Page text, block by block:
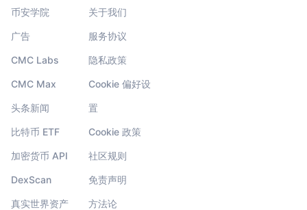
币安学院
广告
CMC Labs
CMC Max
头条新闻
比特币 ETF
加密货币 API
DexScan
真实世界资产
关于我们
服务协议
隐私政策
Cookie 偏好设
置
Cookie 政策
社区规则
免责声明
方法论